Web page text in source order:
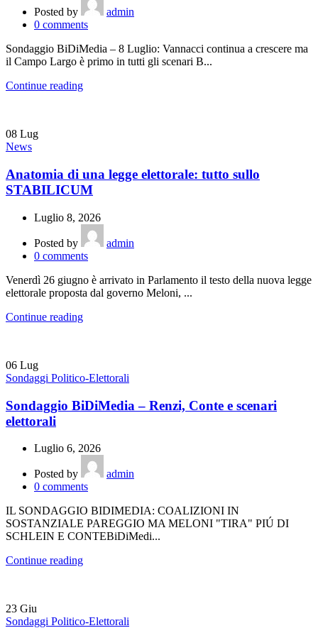
Posted by
admin
0 comments
Sondaggio BiDiMedia – 8 Luglio: Vannacci continua a crescere ma
il Campo Largo è primo in tutti gli scenari B...
Continue reading
08 Lug
News
Anatomia di una legge elettorale: tutto sullo
STABILICUM
Luglio 8, 2026
Posted by
admin
0 comments
Venerdì 26 giugno è arrivato in Parlamento il testo della nuova legge
elettorale proposta dal governo Meloni, ...
Continue reading
06 Lug
Sondaggi Politico-Elettorali
Sondaggio BiDiMedia – Renzi, Conte e scenari
elettorali
Luglio 6, 2026
Posted by
admin
0 comments
IL SONDAGGIO BIDIMEDIA: COALIZIONI IN
SOSTANZIALE PAREGGIO MA MELONI "TIRA" PIÚ DI
SCHLEIN E CONTEBiDiMedi...
Continue reading
23 Giu
Sondaggi Politico-Elettorali